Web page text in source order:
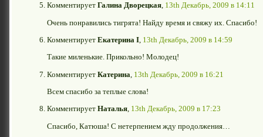
Комментирует Галина Дворецкая, 13th Декабрь, 2009 в 14:11
Очень понравились тигрята! Найду время и свяжу их. Спасибо!
Комментирует Екатерина I 13th Декабрь, 2009 в 14:59
Такие миленькие. Прикольно! Молодец!
Комментирует Катерина 13th Декабрь, 2009 в 16:21
Всем спасибо за теплые слова!
Комментирует Наталья, 13th Декабрь, 2009 в 17:23
Спасибо, Катюша! С нетерпением жду продолжения…